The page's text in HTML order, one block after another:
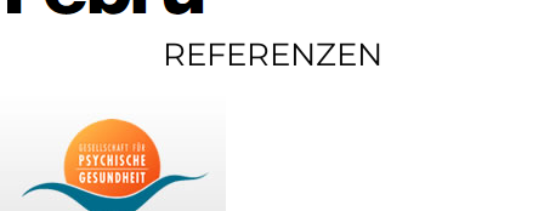
REFERENZEN